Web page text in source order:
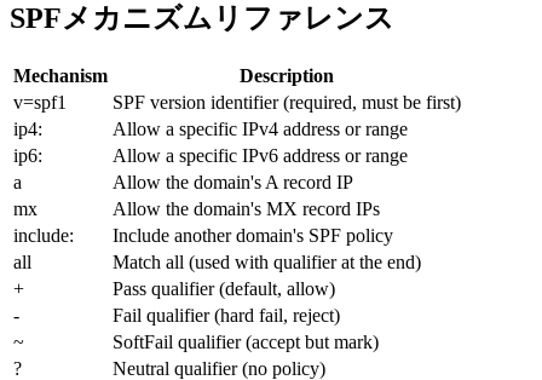
SPFメカニズムリファレンス
Mechanism
Description
v=spf1
SPF version identifier (required, must be first)
ip4:
Allow a specific IPv4 address or range
ip6:
Allow a specific IPv6 address or range
a
Allow the domain's A record IP
mx
Allow the domain's MX record IPs
include:
Include another domain's SPF policy
all
Match all (used with qualifier at the end)
+
Pass qualifier (default, allow)
-
Fail qualifier (hard fail, reject)
~
SoftFail qualifier (accept but mark)
?
Neutral qualifier (no policy)